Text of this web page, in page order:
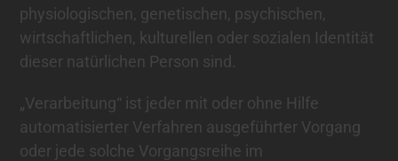
physiologischen, genetischen, psychischen,
wirtschaftlichen, kulturellen oder sozialen Identität
dieser natürlichen Person sind.
„Verarbeitung“ ist jeder mit oder ohne Hilfe
automatisierter Verfahren ausgeführter Vorgang
oder jede solche Vorgangsreihe im